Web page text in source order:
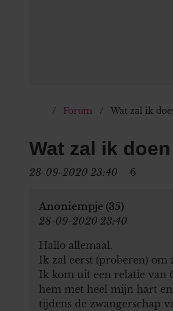
Forum Wat zal ik
Wat zal ik doen
28-09-2020 23:40 6
Anoniempje (35)
28-09-2020 23:40
Hallo allemaal.
Ik zal eerst (proberen)
Ik kom uit een relatie van
hem met heel mijn hart
tijdens de zwangerschap